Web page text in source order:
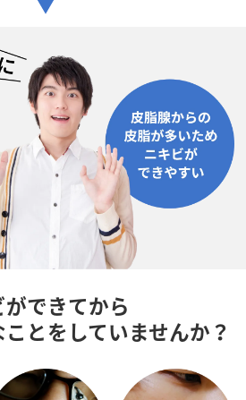
ができてから
ことをしていませんか？